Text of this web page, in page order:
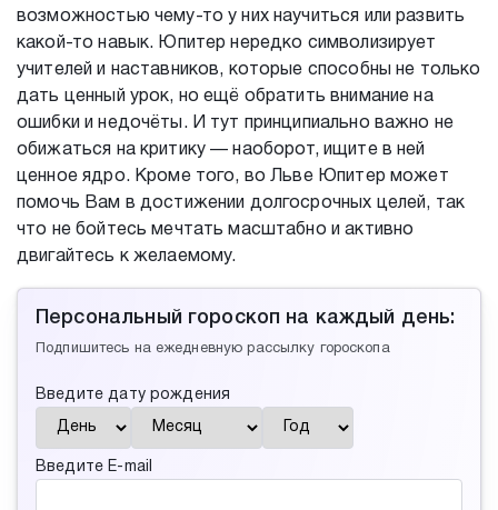
возможностью чему-то у них научиться или развить
какой-то навык. Юпитер нередко символизирует
учителей и наставников, которые способны не только
дать ценный урок, но ещё обратить внимание на
ошибки и недочёты. И тут принципиально важно не
обижаться на критику — наоборот, ищите в ней
ценное ядро. Кроме того, во Льве Юпитер может
помочь Вам в достижении долгосрочных целей, так
что не бойтесь мечтать масштабно и активно
двигайтесь к желаемому.
Персональный гороскоп на каждый день:
Подпишитесь на ежедневную рассылку гороскопа
Введите дату рождения
Введите E-mail